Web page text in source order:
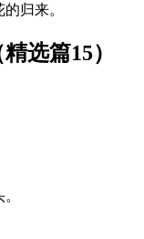
归来。
选篇15）